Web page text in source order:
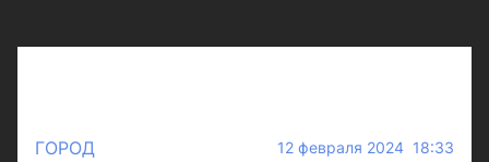
ГОРОД 12 февраля 2024 18:33